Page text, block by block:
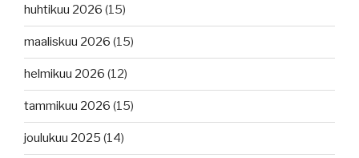
huhtikuu 2026 (15)
maaliskuu 2026 (15)
helmikuu 2026 (12)
tammikuu 2026 (15)
joulukuu 2025 (14)